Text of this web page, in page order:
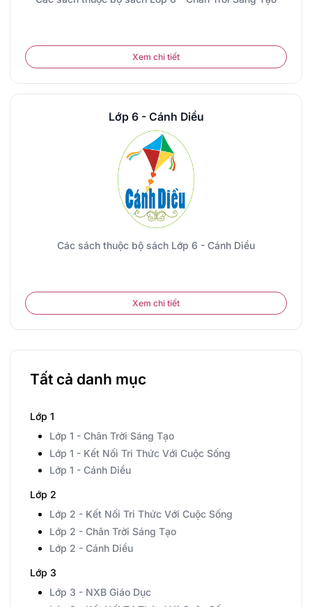
Xem chi tiết
Lớp 6 - Cánh Diều
Các sách thuộc bộ sách Lớp 6 - Cánh Diều
Xem chi tiết
Tất cả danh mục
Lớp 1
Lớp 1 - Chân Trời Sáng Tạo
Lớp 1 - Kết Nối Tri Thức Với Cuộc Sống
Lớp 1 - Cánh Diều
Lớp 2
Lớp 2 - Kết Nối Tri Thức Với Cuộc Sống
Lớp 2 - Chân Trời Sáng Tạo
Lớp 2 - Cánh Diều
Lớp 3
Lớp 3 - NXB Giáo Dục